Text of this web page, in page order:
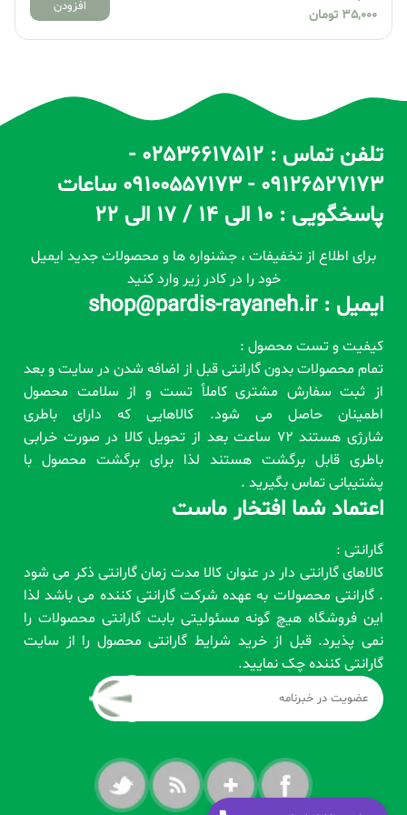
35,000 تومان
افزودن
تلفن تماس : 02536617512 -
09126527173 - 09100557173 ساعات
پاسخگویی : 10 الی 14 / 17 الی 22
برای اطلاع از تخفیفات ، جشنواره ها و محصولات جدید ایمیل
خود را در کادر زیر وارد کنید
ایمیل : shop@pardis-rayaneh.ir
کیفیت و تست محصول :
تمام محصولات بدون گارانتی قبل از اضافه شدن در سایت و بعد
از ثبت سفارش مشتری کاملاً تست و از سلامت محصول
اطمینان حاصل می شود. کالاهایی که دارای باطری
شارژی هستند 72 ساعت بعد از تحویل کالا در صورت خرابی
باطری قابل برگشت هستند لذا برای برگشت محصول با
پشتیبانی تماس بگیرید .
اعتماد شما افتخار ماست
گارانتی :
کالاهای گارانتی دار در عنوان کالا مدت زمان گارانتی ذکر می شود
. گارانتی محصولات به عهده شرکت گارانتی کننده می باشد لذا
این فروشگاه هیچ گونه مسئولیتی بابت گارانتی محصولات را
نمی پذیرد. قبل از خرید شرایط گارانتی محصول را از سایت
گارانتی کننده چک نمایید.